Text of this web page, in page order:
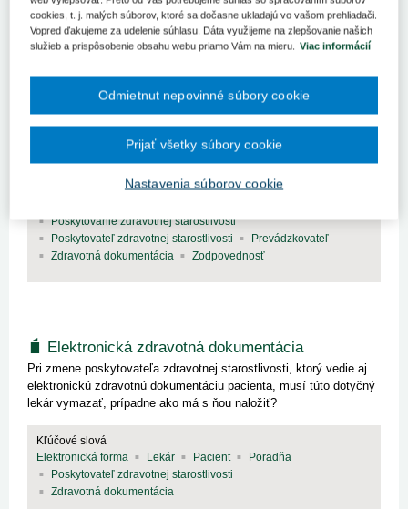
Ochrana osobných údajov pri vedení
zdravotnej dokumentácie
zdravotnej starostlivosti som vysvetlil základné pojmy, používané
v tejto právnej oblasti a zosumarizoval základné princípy, ktorými
sa ochrana osobných údajov vo všeobecnosti riadi.
Elektronická forma
Osobné údaje
Poskytovanie zdravotnej starostlivosti
Poskytovateľ zdravotnej starostlivosti
Prevádzkovateľ
Zdravotná dokumentácia
Zodpovednosť
Elektronická zdravotná dokumentácia
Pri zmene poskytovateľa zdravotnej starostlivosti, ktorý vedie aj
elektronickú zdravotnú dokumentáciu pacienta, musí túto dotyčný
lekár vymazať, prípadne ako má s ňou naložiť?
Kľúčové slová
Elektronická forma
Lekár Pacient
Poradňa
Poskytovateľ zdravotnej starostlivosti
Zdravotná dokumentácia
cookies, t. j. malých súborov, ktoré sa dočasne ukladajú vo vašom prehliadači.
Vopred ďakujeme za udelenie súhlasu. Dáta využijeme na zlepšovanie našich
služieb a prispôsobenie obsahu webu priamo Vám na mieru.
Viac informácií
Nastavenia súborov cookie
Odmietnut nepovinné súbory cookie
Prijať všetky súbory cookie